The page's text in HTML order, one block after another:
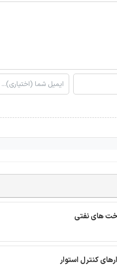
های نفتی
کنترل استوار